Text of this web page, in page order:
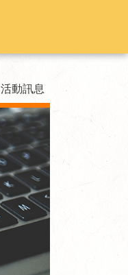
活動訊息